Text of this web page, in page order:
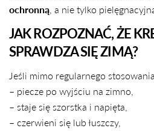
ochronną , a nie tylko
JAK ROZPOZNAĆ, ŻE
SPRAWDZA SIĘ ZIMĄ?
Jeśli mimo regularnego
– piecze po wyjściu na zimno,
– staje się szorstka i napięta,
– czerwieni się lub łuszczy,